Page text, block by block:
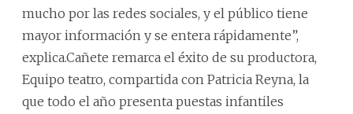
mucho por las redes sociales, y el público tiene
mayor información y se entera rápidamente”,
explica.Cañete remarca el éxito de su productora,
Equipo teatro, compartida con Patricia Reyna, la
que todo el año presenta puestas infantiles